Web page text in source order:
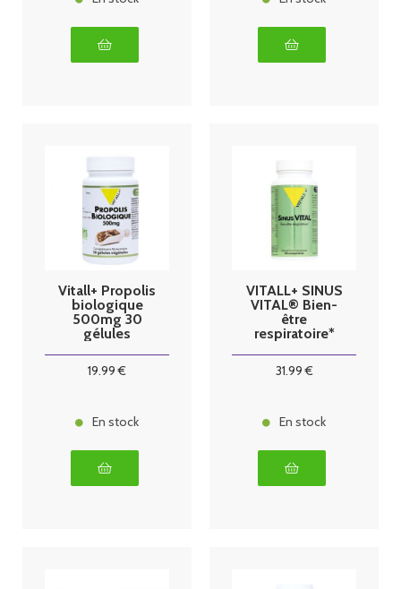
Vitall+ Propolis
biologique
500mg 30
gélules
19.99 €
En stock
VITALL+ SINUS
VITAL® Bien-
être
respiratoire*
31.99€
En stock